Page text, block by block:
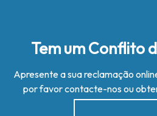
Tem um Conflito
Apresente a sua reclamação
por favor contacte-nos ou